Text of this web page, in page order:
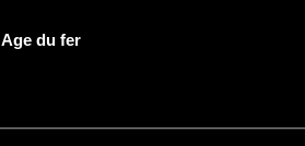
Age du fer